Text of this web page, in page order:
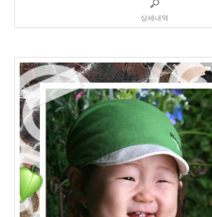
상세내역